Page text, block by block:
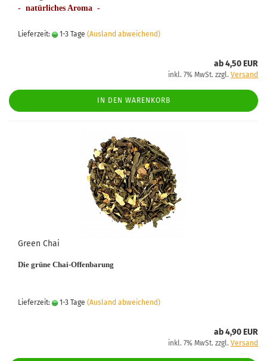
- natürliches Aroma -
Lieferzeit: 1-3 Tage (Ausland abweichend)
ab 4,50 EUR
inkl. 7% MwSt. zzgl. Versand
IN DEN WARENKORB
Green Chai
Die grüne Chai-Offenbarung
Lieferzeit: 1-3 Tage (Ausland abweichend)
ab 4,90 EUR
inkl. 7% MwSt. zzgl. Versand